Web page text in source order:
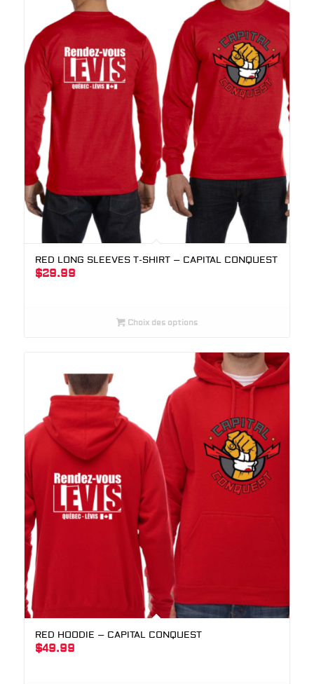
RED LONG SLEEVES T-SHIRT – CAPITAL CONQUEST
$29.99
Choix des options
RED HOODIE – CAPITAL CONQUEST
$49.99